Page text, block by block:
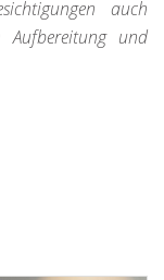
auch
und